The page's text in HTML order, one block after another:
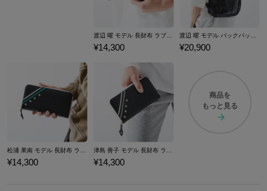
渡辺 曜 モデル 長財布 ラブライブ！サンシャイン!! 「KU-RU-KU-RU Cruller!」
¥14,300
渡辺 曜 モデル バックパック ラブライブ！サンシャイン!! 「KU-RU-KU-RU Cruller!」
¥20,900
¥14,300 ¥14,300
商品を
もっと見る